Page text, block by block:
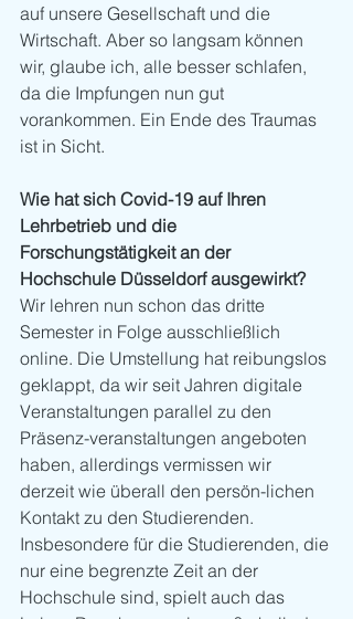
auf unsere Gesellschaft und die
Wirtschaft. Aber so langsam können
wir, glaube ich, alle besser schlafen,
da die Impfungen nun gut
vorankommen. Ein Ende des Traumas
ist in Sicht.
Wie hat sich Covid-19 auf Ihren
Lehrbetrieb und die
Forschungstätigkeit an der
Hochschule Düsseldorf ausgewirkt?
Wir lehren nun schon das dritte
Semester in Folge ausschließlich
online. Die Umstellung hat reibungslos
geklappt, da wir seit Jahren digitale
Veranstaltungen parallel zu den
Präsenz-veranstaltungen angeboten
haben, allerdings vermissen wir
derzeit wie überall den persön-lichen
Kontakt zu den Studierenden.
Insbesondere für die Studierenden, die
nur eine begrenzte Zeit an der
Hochschule sind, spielt auch das